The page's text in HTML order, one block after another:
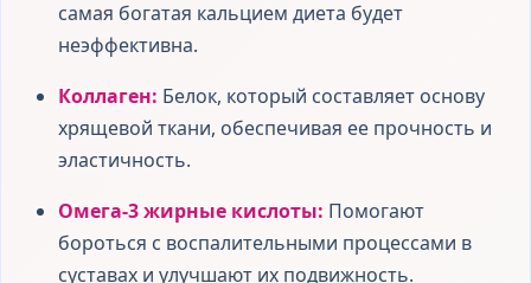
самая богатая кальцием диета будет
неэффективна.
Коллаген: Белок, который составляет основу
хрящевой ткани, обеспечивая ее прочность и
эластичность.
Омега-3 жирные кислоты: Помогают
бороться с воспалительными процессами в
суставах и улучшают их подвижность.